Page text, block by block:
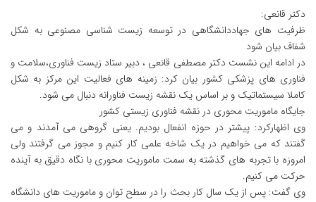
دکتر قانعی:
ظرفیت های جهاددانشگاهی در توسعه زیست شناسی مصنوعی به شکل
شفاف بیان شود
در ادامه این نشست دکتر مصطفی قانعی ، دبیر ستاد زیست فناوری،سلامت و
فناوری های پزشکی کشور بیان کرد: زمینه های فعالیت این مرکز به شکل
کاملا سیستماتیک و بر اساس یک نقشه زیست فناورانه دنبال می شود.
جایگاه ماموریت محوری در نقشه فناوری زیستی کشور
وی اظهارکرد: پیشتر در حوزه انفعال بودیم. یعنی گروهی می آمدند و می
گفتند که می خواهیم در یک شاخه علمی کار کنیم و مجوز می گرفتند ولی
امروزه با تجربه های گذشته به سمت ماموریت محوری با نگاه دقیق به آینده
حرکت می کنیم.
وی گفت: پس از یک سال کار بحث را در سطح توان و ماموریت های دانشگاه